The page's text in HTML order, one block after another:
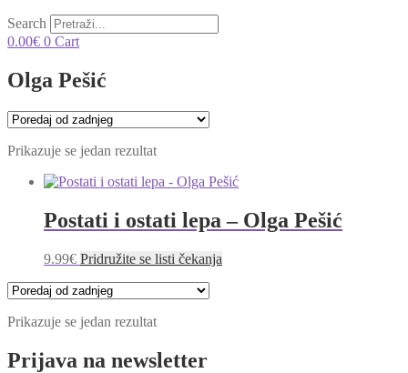
Search
0.00€ 0 Cart
Olga Pešić
Prikazuje se jedan rezultat
Postati i ostati lepa – Olga Pešić
9.99€ Pridružite se listi čekanja
Prikazuje se jedan rezultat
Prijava na newsletter